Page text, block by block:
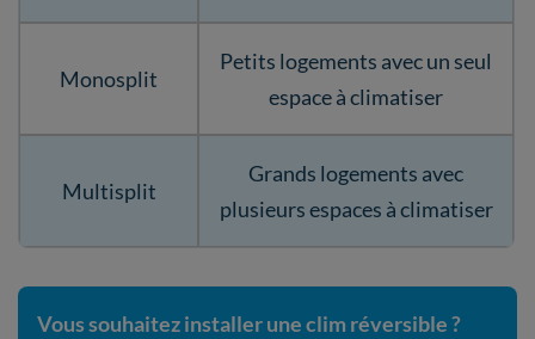
Monosplit
Petits logements avec un seul
espace à climatiser
Multisplit
Grands logements avec
plusieurs espaces à climatiser
Vous souhaitez installer une clim réversible ?